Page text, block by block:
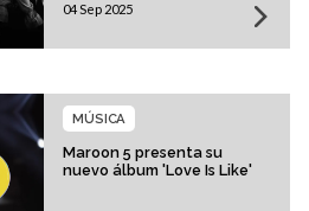
04 Sep 2025
Maroon 5 presenta su
nuevo álbum 'Love Is Like'
MÚSICA